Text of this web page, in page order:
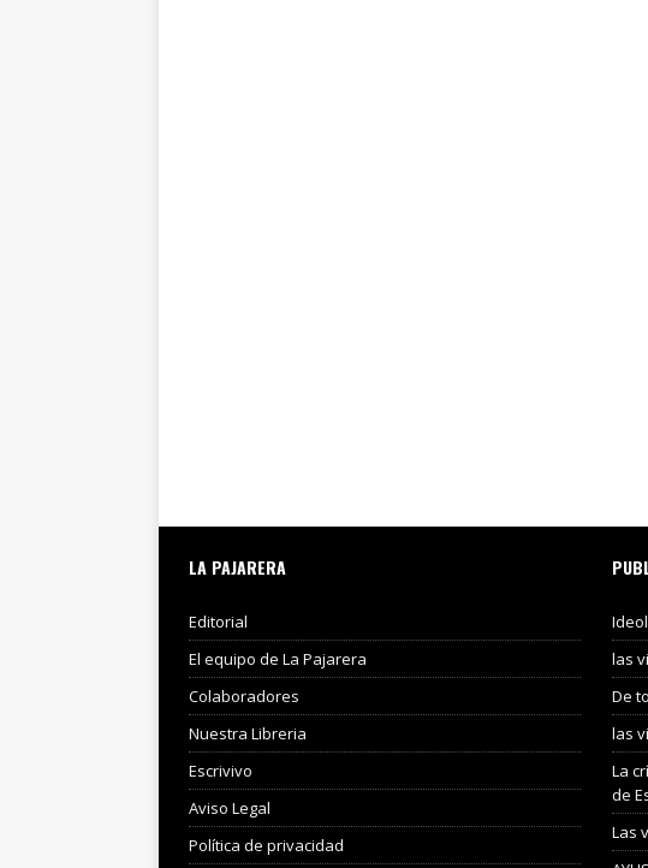
LA PAJARERA
Editorial
El equipo de La Pajarera
Colaboradores
Nuestra Libreria
Escrivivo
Aviso Legal
Política de privacidad
las
De
las
La
de
Las